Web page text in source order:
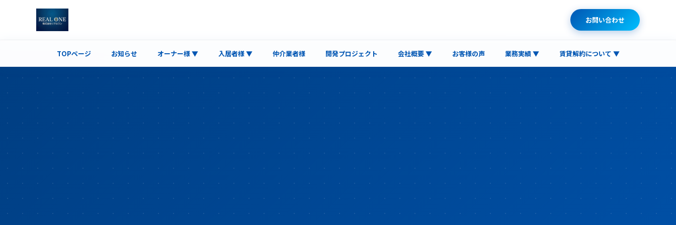
お問い合わせ
TOPページ お知らせ オーナー様 ▼ 入居者様 ▼ 仲介業者様 開発プロジェクト 会社概要 ▼ お客様の声 業務実績 ▼ 賃貸解約について ▼